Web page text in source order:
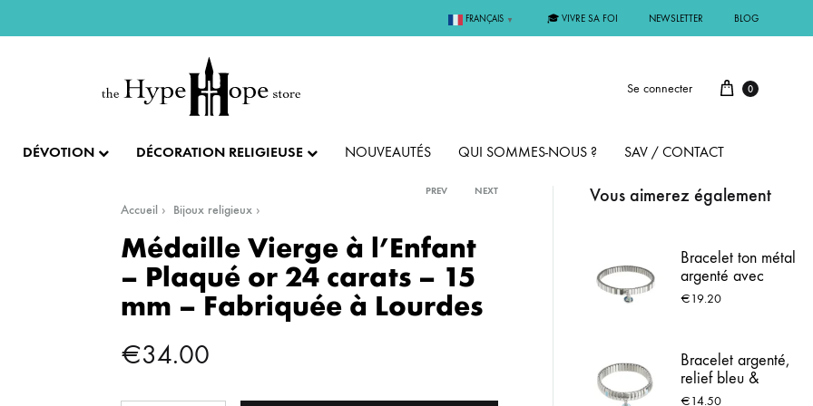
FRANÇAIS ▼ 🎓 VIVRE SA FOI NEWSLETTER BLOG
Se connecter 0
COLLECTION IMPÉRIALE
AUTRES BIJOUX ARGENT
DÉVOTION
FÊTES ET LITURGIE
💝 SAINT VALENTIN
SACREMENTS
CADEAU DE BAPTÊME
DÉCORATION RELIGIEUSE NOUVEAUTÉS QUI SOMMES-NOUS ? SAV / CONTACT
Accueil Bijoux religieux
PREV NEXT
Médaille Vierge à l’Enfant
– Plaqué or 24 carats – 15
mm – Fabriquée à Lourdes
€34.00
Vous aimerez également
Bracelet ton métal
argenté avec
médaille Notre
€19.20
Bracelet argenté,
relief bleu &
Médaille de
€14.50